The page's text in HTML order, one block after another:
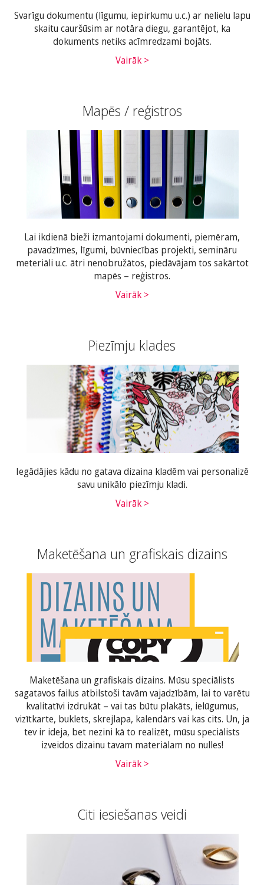
Svarīgu dokumentu (līgumu, iepirkumu u.c.) ar nelielu lapu
skaitu cauršūsim ar notāra diegu, garantējot, ka
dokuments netiks acīmredzami bojāts.
Vairāk >
Mapēs / reģistros
Lai ikdienā bieži izmantojami dokumenti, piemēram,
pavadzīmes, līgumi, būvniecības projekti, semināru
meteriāli u.c. ātri nenobružātos, piedāvājam tos sakārtot
mapēs – reģistros.
Vairāk >
Piezīmju klades
Iegādājies kādu no gatava dizaina kladēm vai personalizē
savu unikālo piezīmju kladi.
Vairāk >
Maketēšana un grafiskais dizains
Maketēšana un grafiskais dizains. Mūsu speciālists
sagatavos failus atbilstoši tavām vajadzībām, lai to varētu
kvalitatīvi izdrukāt – vai tas būtu plakāts, ielūgumus,
vizītkarte, buklets, skrejlapa, kalendārs vai kas cits. Un, ja
tev ir ideja, bet nezini kā to realizēt, mūsu speciālists
izveidos dizainu tavam materiālam no nulles!
Vairāk >
Citi iesiešanas veidi